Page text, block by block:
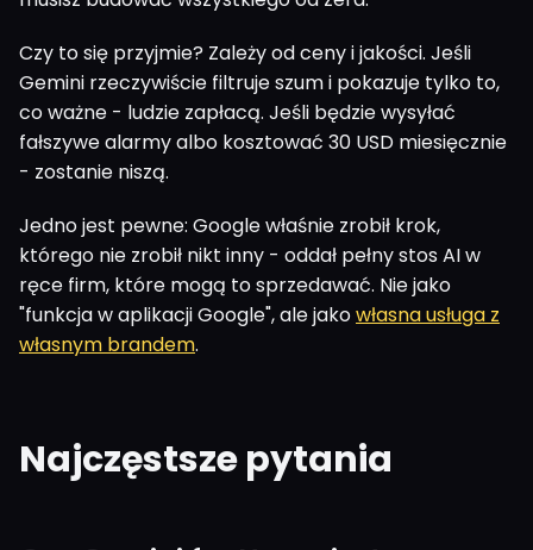
Czy to się przyjmie? Zależy od ceny i jakości. Jeśli
Gemini rzeczywiście filtruje szum i pokazuje tylko to,
co ważne - ludzie zapłacą. Jeśli będzie wysyłać
fałszywe alarmy albo kosztować 30 USD miesięcznie
- zostanie niszą.
Jedno jest pewne: Google właśnie zrobił krok,
którego nie zrobił nikt inny - oddał pełny stos AI w
ręce firm, które mogą to sprzedawać. Nie jako
"funkcja w aplikacji Google", ale jakowłasna usługa z
własnym brandem.
Najczęstsze pytania